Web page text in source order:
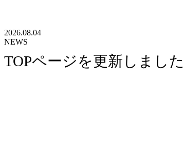
2026.08.04
NEWS
TOPページを更新しました